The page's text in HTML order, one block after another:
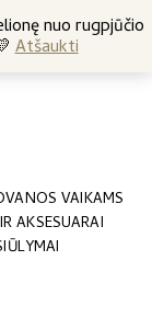
nuo rugpjūčio
Atšaukti
682 57369
VAIKAMS
AKSESUARAI